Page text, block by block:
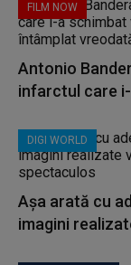
FILM NOW
Antonio
infarctul care
DIGI WORLD
Așa arată cu
imagini